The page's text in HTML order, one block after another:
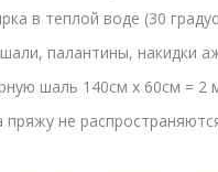
в теплой воде (30
палантины, накидки
шаль 140см х 60см = 2
не